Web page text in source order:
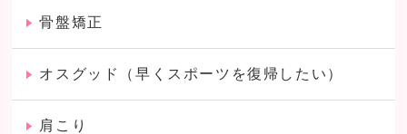
骨盤矯正
オスグッド（早くスポーツを復帰したい）
肩こり